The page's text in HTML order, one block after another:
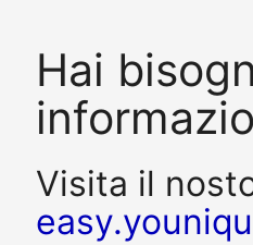
Hai
Visita il